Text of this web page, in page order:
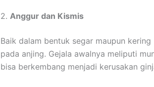
2. Anggur dan Kismis
Baik dalam bentuk segar maupun
pada anjing. Gejala awalnya meliputi
bisa berkembang menjadi kerusakan